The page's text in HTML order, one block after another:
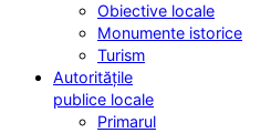
Obiective locale
Monumente istorice
Turism
Autoritățile
publice locale
Primarul